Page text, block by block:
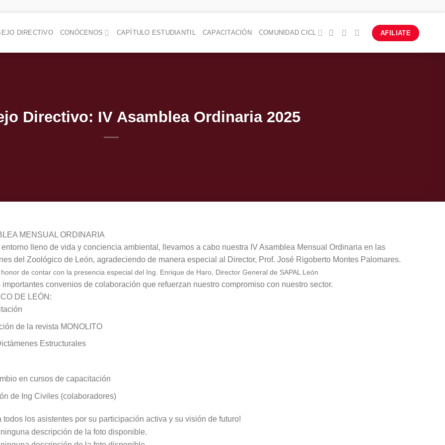
DIRECTIVO CONÓCENOS CAPÍTULO ESTUDIANTIL CAPACITACIÓN COMUNIDAD CICL AFILIATE
Directivo: IV Asamblea Ordinaria 2025
MENSUAL ORDINARIA
entorno lleno de vida y conciencia ambiental, llevamos a cabo nuestra IV Asamblea Mensual Ordinaria en las
del Zoológico de León, agradeciendo de manera especial al Director, Prof. José Rigoberto Montes Palomares.
de contar con la presencia especial del Ing. Enrique de Haro, Director General de SAPAL León
importantes convenios de colaboración que refuerzan nuestro compromiso con nuestro sector.
DE LEÓN:
de la revista MONOLITO
Estructurales
en cursos de capacitación
de Ing Civiles (colaboradores)
todos los asistentes por su participación activa y su visión de futuro!